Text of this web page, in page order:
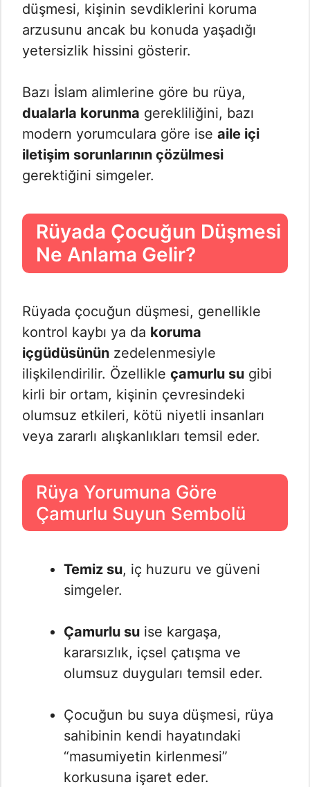
düşmesi, kişinin sevdiklerini koruma
arzusunu ancak bu konuda yaşadığı
yetersizlik hissini gösterir.
Bazı İslam alimlerine göre bu rüya,
dualarla korunma gerekliliğini, bazı
modern yorumculara göre ise aile içi
iletişim sorunlarının çözülmesi
gerektiğini simgeler.
Rüyada Çocuğun Düşmesi
Ne Anlama Gelir?
Rüyada çocuğun düşmesi, genellikle
kontrol kaybı ya da koruma
içgüdüsünün zedelenmesiyle
ilişkilendirilir. Özellikle çamurlu su gibi
kirli bir ortam, kişinin çevresindeki
olumsuz etkileri, kötü niyetli insanları
veya zararlı alışkanlıkları temsil eder.
Rüya Yorumuna Göre
Çamurlu Suyun Sembolü
Temiz su, iç huzuru ve güveni
simgeler.
Çamurlu su ise kargaşa,
kararsızlık, içsel çatışma ve
olumsuz duyguları temsil eder.
Çocuğun bu suya düşmesi, rüya
sahibinin kendi hayatındaki
“masumiyetin kirlenmesi”
korkusuna işaret eder.